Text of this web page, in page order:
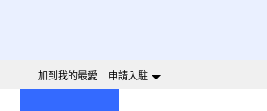
加到我的最愛 申請入駐